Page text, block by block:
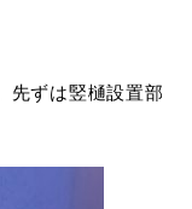
先ずは竪樋設置部